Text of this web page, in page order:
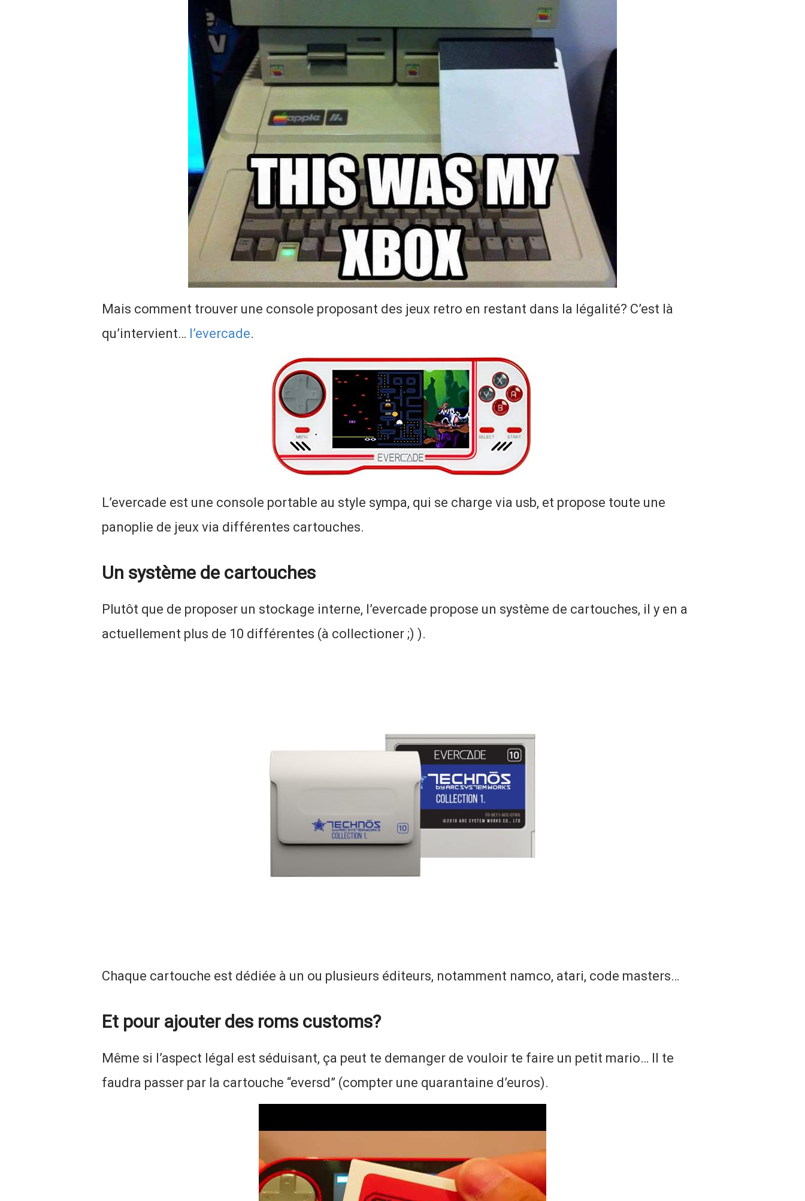
Mais comment trouver une console proposant des jeux retro en restant dans la légalité? C’est là
qu’intervient… l’evercade.
L’evercade est une console portable au style sympa, qui se charge via usb, et propose toute une
panoplie de jeux via différentes cartouches.
Un système de cartouches
Plutôt que de proposer un stockage interne, l’evercade propose un système de cartouches, il y en a
actuellement plus de 10 différentes (à collectioner ;) ).
Chaque cartouche est dédiée à un ou plusieurs éditeurs, notamment namco, atari, code masters…
Et pour ajouter des roms customs?
Même si l’aspect légal est séduisant, ça peut te demanger de vouloir te faire un petit mario… Il te
faudra passer par la cartouche “eversd” (compter une quarantaine d’euros).